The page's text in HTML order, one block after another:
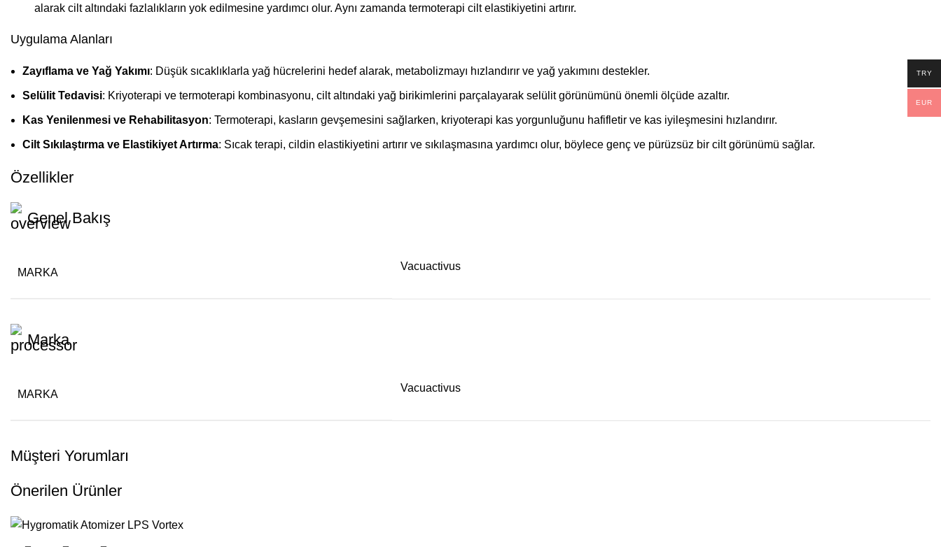
alarak cilt altındaki fazlalıkların yok edilmesine yardımcı olur. Aynı zamanda termoterapi cilt elastikiyetini artırır.
Uygulama Alanları
Zayıflama ve Yağ Yakımı: Düşük sıcaklıklarla yağ hücrelerini hedef alarak, metabolizmayı hızlandırır ve yağ yakımını destekler.
Selülit Tedavisi: Kriyoterapi ve termoterapi kombinasyonu, cilt altındaki yağ birikimlerini parçalayarak selülit görünümünü önemli ölçüde azaltır.
Kas Yenilenmesi ve Rehabilitasyon: Termoterapi, kasların gevşemesini sağlarken, kriyoterapi kas yorgunluğunu hafifletir ve kas iyileşmesini hızlandırır.
Cilt Sıkılaştırma ve Elastikiyet Artırma: Sıcak terapi, cildin elastikiyetini artırır ve sıkılaşmasına yardımcı olur, böylece genç ve pürüzsüz bir cilt görünümü sağlar.
Özellikler
Genel Bakış
MARKA
Vacuactivus
Marka
MARKA
Vacuactivus
Müşteri Yorumları
Önerilen Ürünler
TRY
EUR